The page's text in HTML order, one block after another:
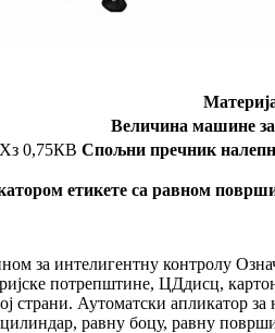
Величина машине
0,75КВ Спољни пречник
етикете са равном
за интелигентну контролу
потрепштине, ЦДдисц,
страни. Аутоматски апликатор
равну боцу, равну